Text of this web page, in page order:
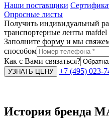
Наши поставщики
Опросные листы
Получить индивидуальный
транспортерные ленты mafdel
Заполните форму и мы
способом
Как с Вами связаться?
+7 (495) 023-
История бренда